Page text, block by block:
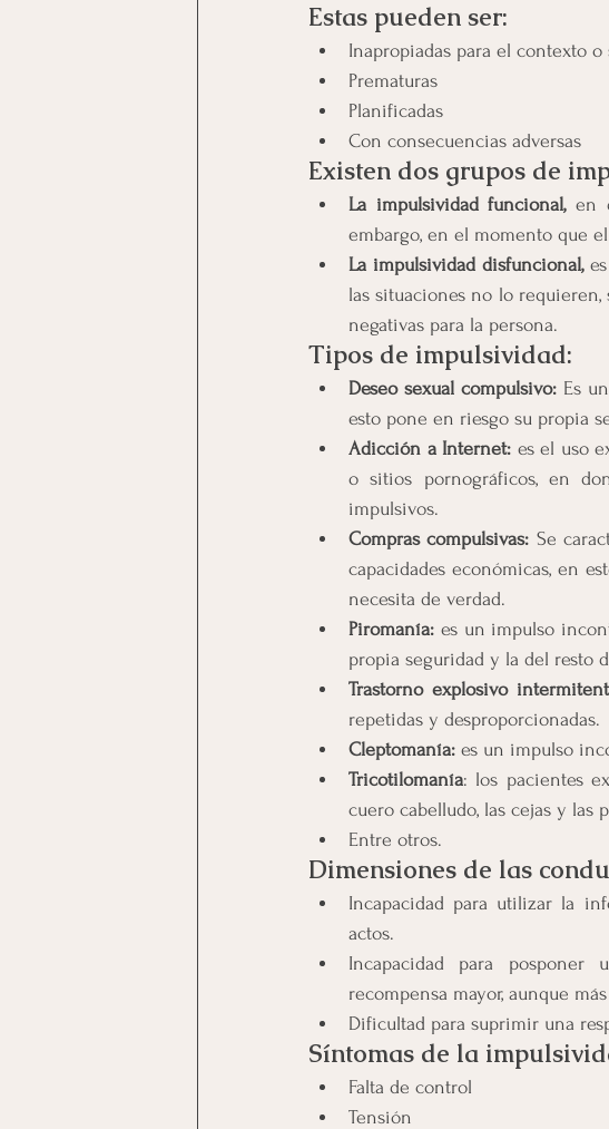
Estas pueden ser:
Inapropiadas para el contexto o
Prematuras
Planificadas
Con consecuencias adversas
Existen dos grupos de
La impulsividad funcional, en
embargo, en el momento que
La impulsividad disfuncional, es
las situaciones no lo
negativas para la persona.
Tipos de impulsividad:
Deseo sexual compulsivo: Es
esto pone en riesgo su propia
Adicción a Internet: es el uso
o sitios pornográficos, en
impulsivos.
Compras compulsivas: Se
capacidades económicas, en
necesita de verdad.
Piromanía: es un impulso
propia seguridad y la del resto
Trastorno explosivo
repetidas y desproporcionadas.
Cleptomanía: es un impulso
Tricotilomanía: los pacientes
cuero cabelludo, las cejas y las
Entre otros.
Dimensiones de las
Incapacidad para utilizar la
actos.
Incapacidad para
recompensa mayor, aunque
Dificultad para suprimir una
Síntomas de la
Falta de control
Tensión